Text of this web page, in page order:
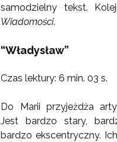
samodzielny tekst.
Wiadomości.
“Władysław”
Czas lektury: 6 min. 03 s.
Do Marii przyjeżdża
Jest bardzo stary,
bardzo ekscentryczny.